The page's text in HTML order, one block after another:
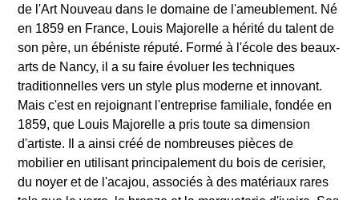
de l'Art Nouveau dans le domaine de l'ameublement. Né
en 1859 en France, Louis Majorelle a hérité du talent de
son père, un ébéniste réputé. Formé à l'école des beaux-
arts de Nancy, il a su faire évoluer les techniques
traditionnelles vers un style plus moderne et innovant.
Mais c'est en rejoignant l'entreprise familiale, fondée en
1859, que Louis Majorelle a pris toute sa dimension
d'artiste. Il a ainsi créé de nombreuses pièces de
mobilier en utilisant principalement du bois de cerisier,
du noyer et de l'acajou, associés à des matériaux rares